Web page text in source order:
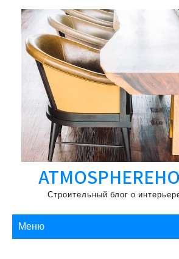
Перейти
содержимому
Строительный блог о
Меню